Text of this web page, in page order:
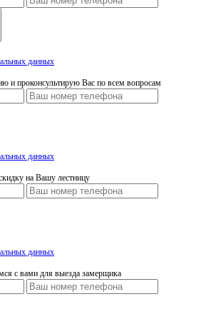
данных
и проконсультирую Вас по всем вопросам
данных
на Вашу лестницу
данных
с вами для выезда замерщика